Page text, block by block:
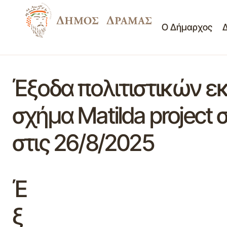
Ο Δήμαρχος
Έξοδα πολιτιστικών
σχήμα Μatilda project
στις 26/8/2025
Έ
ξ